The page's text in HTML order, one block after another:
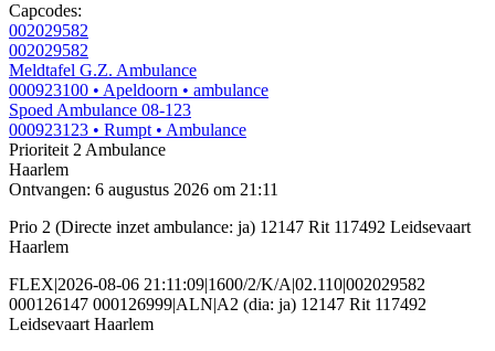
Capcodes:
002029582
002029582
Meldtafel G.Z. Ambulance
000923100 • Apeldoorn • ambulance
Spoed Ambulance 08-123
000923123 • Rumpt • Ambulance
Prioriteit 2 Ambulance
Haarlem
Ontvangen: 6 augustus 2026 om 21:11
Prio 2 (Directe inzet ambulance: ja) 12147 Rit 117492 Leidsevaart
Haarlem
FLEX|2026-08-06 21:11:09|1600/2/K/A|02.110|002029582
000126147 000126999|ALN|A2 (dia: ja) 12147 Rit 117492
Leidsevaart Haarlem